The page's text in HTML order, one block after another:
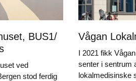
BUS1/
ved
stod ferdig
Vågan
I 2021 fikk
senter i sentrum
lokalmedisinske